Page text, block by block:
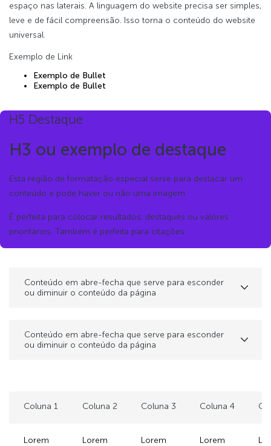
espaço nas laterais. A linguagem do website precisa ser simples,
leve e de fácil compreensão. Isso torna o conteúdo do website
universal.
Exemplo de Link
Exemplo de Bullet
Exemplo de Bullet
H5 Destaque
H3 ou exemplo de destaque
Esta região de formatação especial serve para destacar um
conteúdo e pode haver ou não uma imagem.
É perfeita para colocar resultados, destaques ou valores
prioritários. Também é perfeita para citações.
Conteúdo em abre-fecha que serve para esconder
ou diminuir o conteúdo da página
Conteúdo em abre-fecha que serve para esconder
ou diminuir o conteúdo da página
Coluna 1 Coluna 2 Coluna 3 Coluna 4
Lorem
Lorem
Lorem
Lorem